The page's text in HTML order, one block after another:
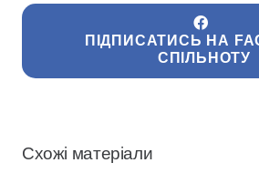
ПІДПИСАТИСЬ НА
СПІЛЬНОТУ
Схожі матеріали